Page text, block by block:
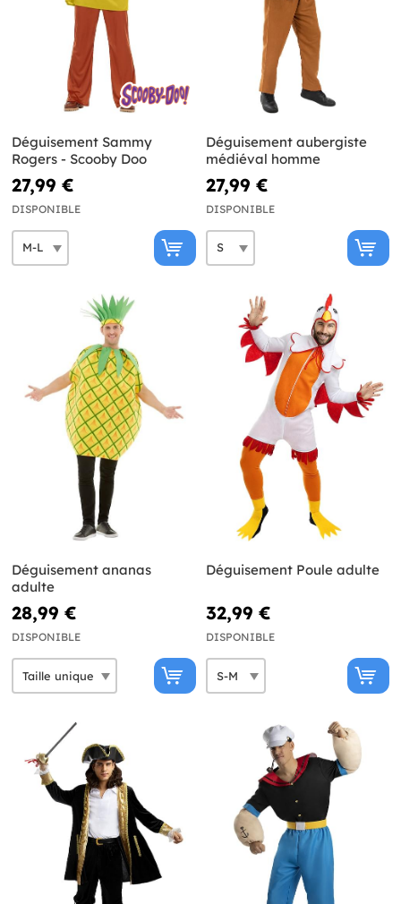
Déguisement Sammy
Rogers - Scooby Doo
27,99 €
DISPONIBLE
Déguisement aubergiste
médiéval homme
27,99 €
DISPONIBLE
Déguisement ananas
adulte
28,99 €
DISPONIBLE
Déguisement Poule adulte
32,99 €
DISPONIBLE